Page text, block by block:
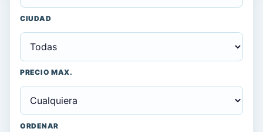
CIUDAD
PRECIO MAX.
ORDENAR